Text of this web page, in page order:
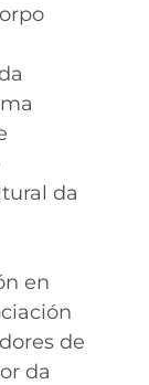
da
en
de
da